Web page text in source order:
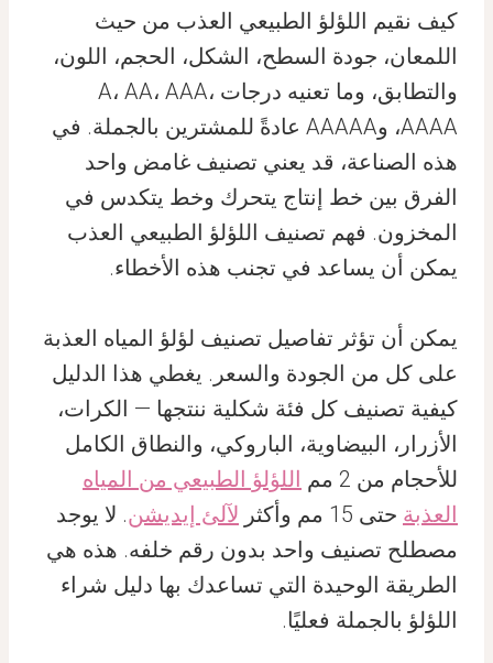
كيف نقيم اللؤلؤ الطبيعي العذب من حيث
اللمعان، جودة السطح، الشكل، الحجم، اللون،
والتطابق، وما تعنيه درجات A، AA، AAA،
AAAA، وAAAAA عادةً للمشترين بالجملة. في
هذه الصناعة، قد يعني تصنيف غامض واحد
الفرق بين خط إنتاج يتحرك وخط يتكدس في
المخزون. فهم تصنيف اللؤلؤ الطبيعي العذب
يمكن أن يساعد في تجنب هذه الأخطاء.
يمكن أن تؤثر تفاصيل تصنيف لؤلؤ المياه العذبة
على كل من الجودة والسعر. يغطي هذا الدليل
كيفية تصنيف كل فئة شكلية ننتجها — الكرات،
الأزرار، البيضاوية، الباروكي، والنطاق الكامل
للأحجام من 2 مم
اللؤلؤ الطبيعي من المياه
العذبة حتى 15 مم وأكثر لآلئ إيديشن. لا يوجد
مصطلح تصنيف واحد بدون رقم خلفه. هذه هي
الطريقة الوحيدة التي تساعدك بها دليل شراء
اللؤلؤ بالجملة فعليًا.